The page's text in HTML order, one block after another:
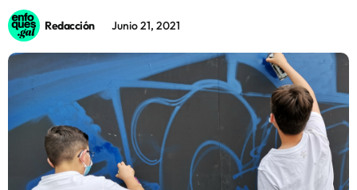
Sostenibilidad
Innova
Redacción Junio 21, 2021